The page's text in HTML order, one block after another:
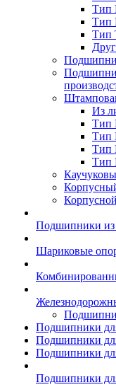
Тип
Тип
Тип
Из
Тип
Тип
Тип
Тип
Подшипники из
Шариковые
Подшипники
Подшипники
Подшипники
Подшипники